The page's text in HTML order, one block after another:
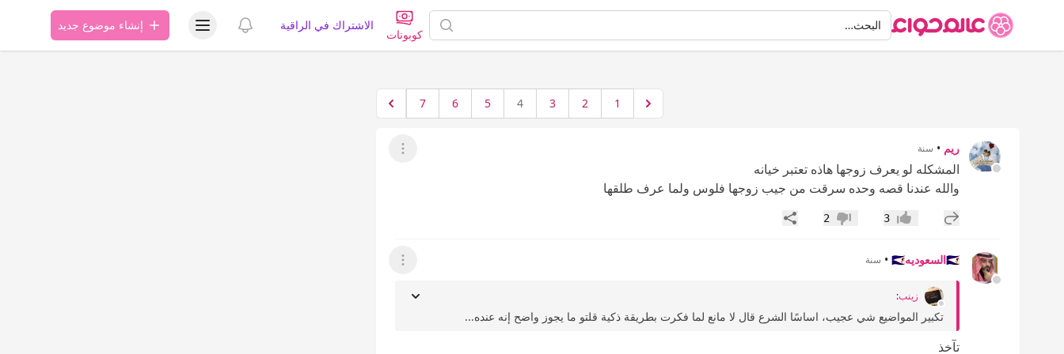
البحثالبحث…
كوبونات
الاشتراك في الراقية عرض الإشعاراتعرض قائمة المستخدمإنشاء موضوع جديد
1
2
3
4
5
6
7
ريم • سنة عرض القائمة
المشكله لو يعرف زوجها هاذه تعتبر خيانه
والله عندنا قصه وحده سرقت من جيب زوجها فلوس ولما عرف طلقها
إضافة رد جديد
إعجاب3 عدم إعجاب
2 مشاركة
🇸🇦السعوديه🇸🇦 • سنة عرض القائمة
زينب:
تكبير المواضيع شي عجيب، اساسًا الشرع قال لا مانع لما فكرت بطريقة ذكية قلتو ما يجوز واضح إنه عنده...
تآخذ